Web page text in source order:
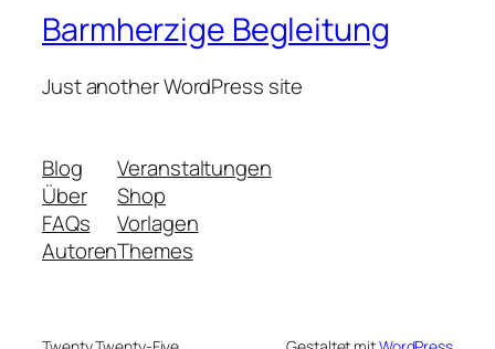
Barmherzige Begleitung
Just another WordPress site
Blog
Über
FAQs
Autoren
Veranstaltungen
Shop
Vorlagen
Themes